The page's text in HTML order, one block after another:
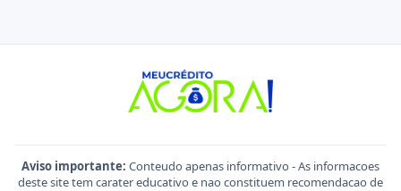
Aviso importante: Conteudo apenas informativo - As informacoes
deste site tem carater educativo e nao constituem recomendacao de